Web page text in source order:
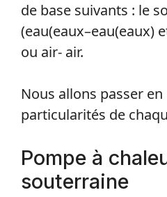
de base suivants : le
(eau(eaux–eau(eaux)
ou air- air.
Nous allons passer en
particularités de
Pompe à
souterraine